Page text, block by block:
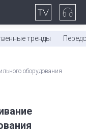
тренды
оборудования